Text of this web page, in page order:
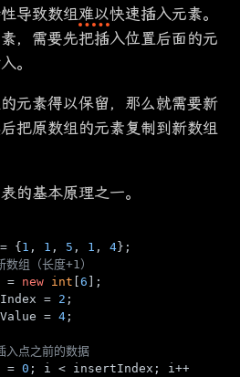
导致数组难以快速插入元素。
，需要先把插入位置后面的元
。
元素得以保留，那么就需要新
把原数组的元素复制到新数组
的基本原理之一。
{ 1 , 1 , 5 , 1 , 4 };
组（长度+1）
= new int [6 ];
= 2 ;
= 4 ;
点之前的数据
= 0 ; i < insertIndex; i++)